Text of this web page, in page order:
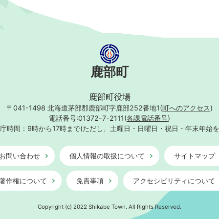
鹿部町
鹿部町役場
〒041-1498 北海道茅部郡鹿部町字鹿部252番地1(町へのアクセス)
電話番号:01372-7-2111(各課電話番号)
時間：9時から17時まで(ただし、土曜日・日曜日・祝日・年末年始
問い合わせ 個人情報の取扱について サイトマップ
作権について 免責事項 アクセシビリティについて
Copyright (c) 2022 Shikabe Town. All Rights Reserved.